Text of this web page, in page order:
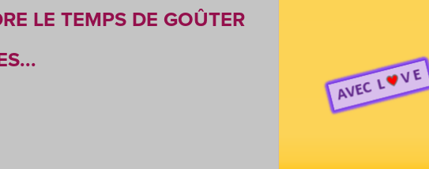
LE TEMPS DE GOÛTER